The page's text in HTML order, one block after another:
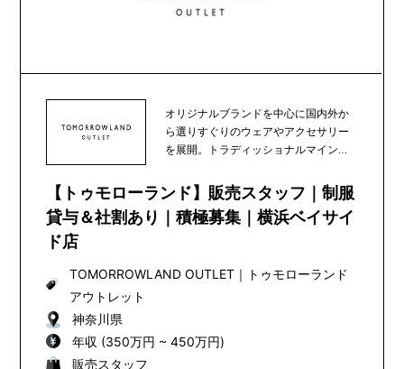
オリジナルブランドを中心に国内外か
ら選りすぐりのウェアやアクセサリー
を展開。トラディッショナルマインド
【トゥモローランド】販売スタッフ｜制服
貸与＆社割あり｜積極募集｜横浜ベイサイ
ド店
TOMORROWLAND OUTLET｜
トゥモローランド
アウトレット
神奈川県
年収 (350万円 ~ 450万円)
販売スタッフ